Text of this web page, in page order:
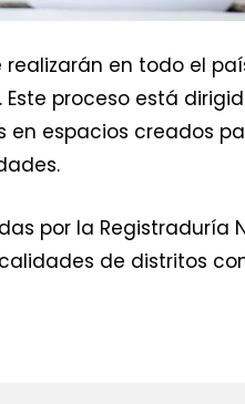
realizarán en todo el
Este proceso está
en espacios creados
por la Registraduría
de distritos